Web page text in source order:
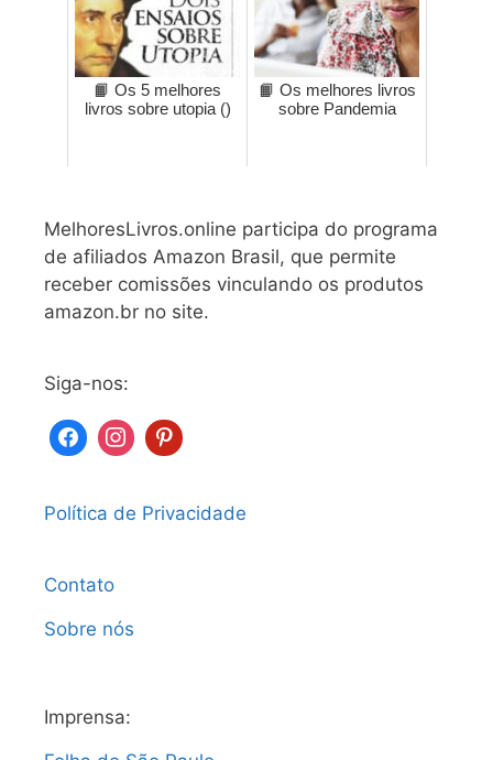
📙 Os 5 melhores
livros sobre utopia ()
📙 Os melhores livros
sobre Pandemia
MelhoresLivros.online participa do programa
de afiliados Amazon Brasil, que permite
receber comissões vinculando os produtos
amazon.br no site.
Siga-nos:
Política de Privacidade
Contato
Sobre nós
Imprensa: